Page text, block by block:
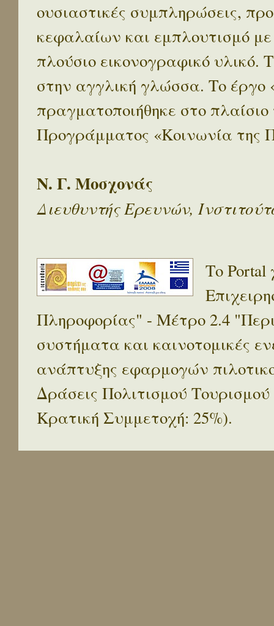
ουσιαστικές συμπληρώσεις,
κεφαλαίων και εμπλουτισμό
πλούσιο εικονογραφικό
στην αγγλική γλώσσα. Το
πραγματοποιήθηκε στο
Προγράμματος «Κοινωνία της
Ν. Γ. Μοσχονάς
Διευθυντής Ερευνών,
Το Portal
Πληροφορίας" - Μέτρο 2.4
συστήματα και καινοτομικές
ανάπτυξης εφαρμογών
Δράσεις Πολιτισμού
Κρατική Συμμετοχή: 25%).